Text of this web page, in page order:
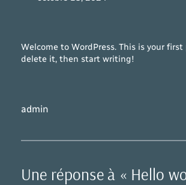
Welcome to WordPress. This is your
delete it, then start writing!
admin
Une réponse à « Hello